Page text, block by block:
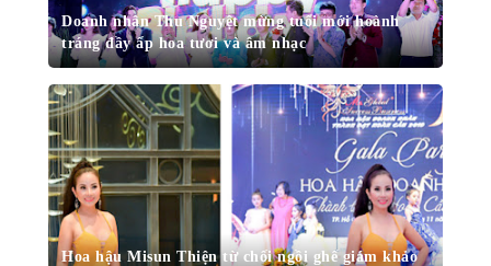
Doanh nhân Thu Nguyệt mừng tuổi mới hoành
tráng đầy ấp hoa tươi và âm nhạc
Hoa hậu Misun Thiện từ chối ngồi ghế giám khảo